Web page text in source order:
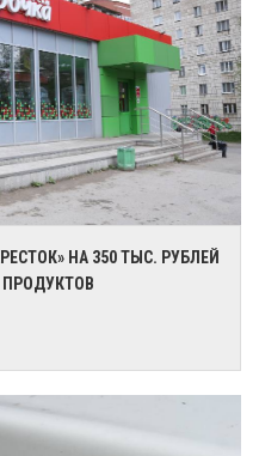
НА 350 ТЫС. РУБЛЕЙ